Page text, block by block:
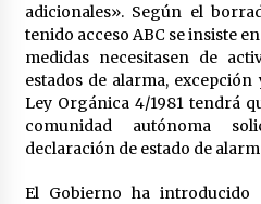
Los farolillos de
repondrán
lluvia
4 de mayo de
Muere el
27 de abril de
adicionales». Según el
tenido acceso ABC se insiste
medidas necesitasen de
estados de alarma,
Ley Orgánica 4/1981 tendrá
comunidad autónoma
declaración de estado de
El Gobierno ha introducido